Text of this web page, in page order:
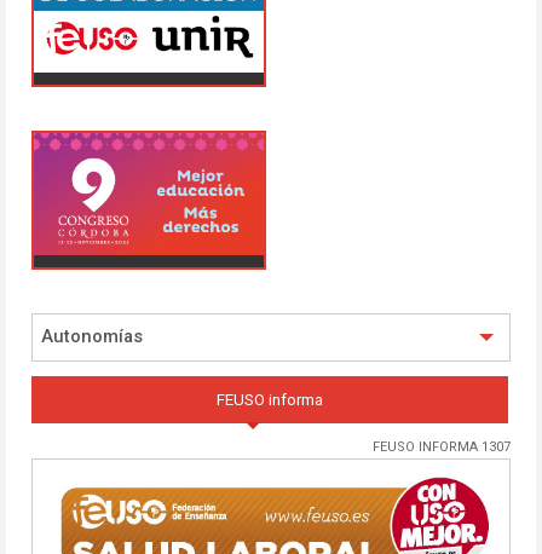
Autonomías
FEUSO informa
FEUSO INFORMA 1307